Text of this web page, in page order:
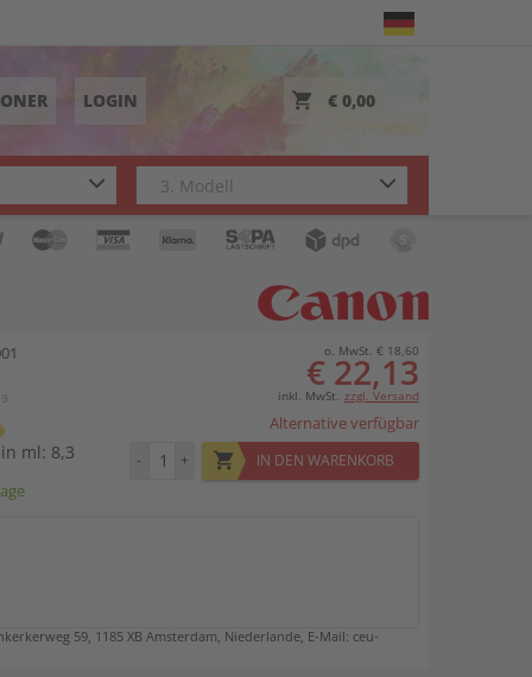
LOGIN € 0,00
ml: 8,3
o. MwSt. € 18,60
€ 22,13
inkl. MwSt. zzgl. Versand
Alternative verfügbar
- + IN DEN WARENKORB
59, 1185 XB Amsterdam, Niederlande, E-Mail: ceu-